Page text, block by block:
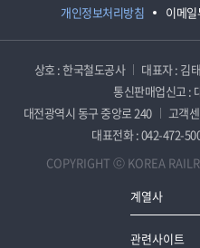
개인정보처리방침 이메
상호 : 한국철도공사 대표자 : 김
통신판매업신고 :
대전광역시 동구 중앙로 240
고객
대표전화 : 042-472-
COPYRIGHT ⓒ KOREA
계열사
관련사이트